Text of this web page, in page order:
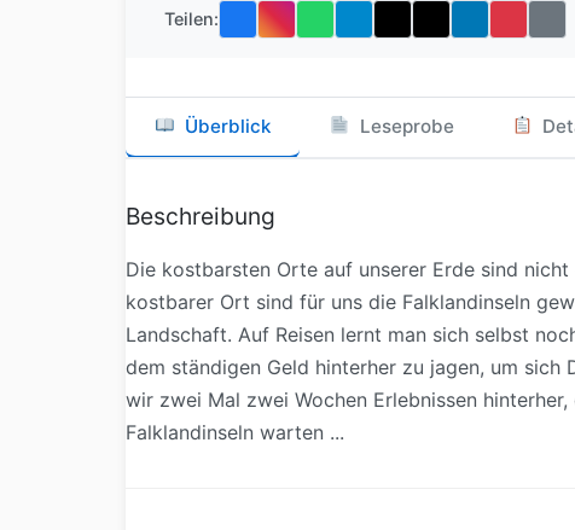
Teilen:
Überblick Leseprobe
Beschreibung
Die kostbarsten Orte auf unserer Erde sind
kostbarer Ort sind für uns die Falklandinseln
Landschaft. Auf Reisen lernt man sich selbst
dem ständigen Geld hinterher zu jagen, um
wir zwei Mal zwei Wochen Erlebnissen
Falklandinseln warten ...